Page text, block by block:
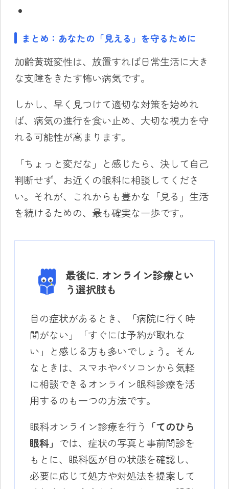
まとめ：あなたの「見える」を守るために
加齢黄斑変性は、放置すれば日常生活に大き
な支障をきたす怖い病気です。
しかし、早く見つけて適切な対策を始めれ
ば、病気の進行を食い止め、大切な視力を守
れる可能性が高まります。
「ちょっと変だな」と感じたら、決して自己
判断せず、お近くの眼科に相談してくださ
い。それが、これからも豊かな「見る」生活
を続けるための、最も確実な一歩です。
最後に. オンライン診療とい
う選択肢も
目の症状があるとき、「病院に行く時
間がない」「すぐには予約が取れな
い」と感じる方も多いでしょう。そん
なときは、スマホやパソコンから気軽
に相談できるオンライン眼科診療を活
用するのも一つの方法です。
眼科オンライン診療を行う
「てのひら
眼科」 では、症状の写真と事前問診を
もとに、眼科医が目の状態を確認し、
必要に応じて処方や対処法を提案して